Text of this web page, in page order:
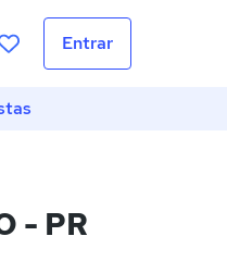
Entrar
- PR